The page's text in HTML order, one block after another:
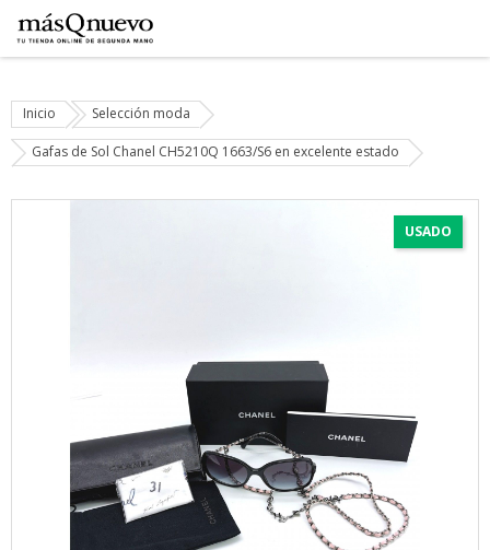
Inicio Selección moda
Gafas de Sol Chanel CH5210Q 1663/S6 en excelente estado
USADO